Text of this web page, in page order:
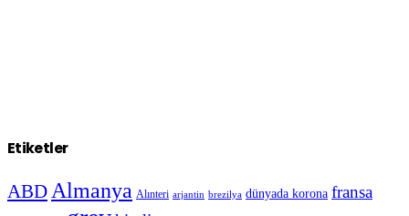
Etiketler
ABD Almanya Alınteri arjantin brezilya dünyada korona fransa